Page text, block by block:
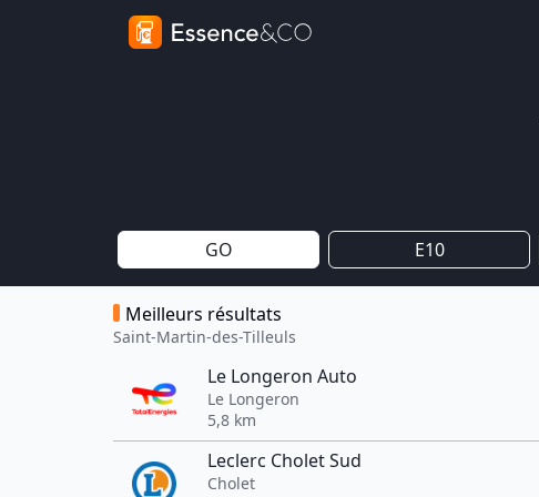
GO E10
Meilleurs résultats
Saint-Martin-des-Tilleuls
Le Longeron Auto
Le Longeron
5,8 km
Leclerc Cholet Sud
Cholet